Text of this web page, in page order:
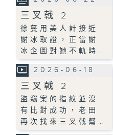
三叉戟 2
徐蔓用美人計接近
謝冰取證，正當謝
冰企圖對她不軌時…
2026-06-18
三叉戟 2
盜竊案的指紋並沒
有比對成功，老田
再次找來三叉戟幫…